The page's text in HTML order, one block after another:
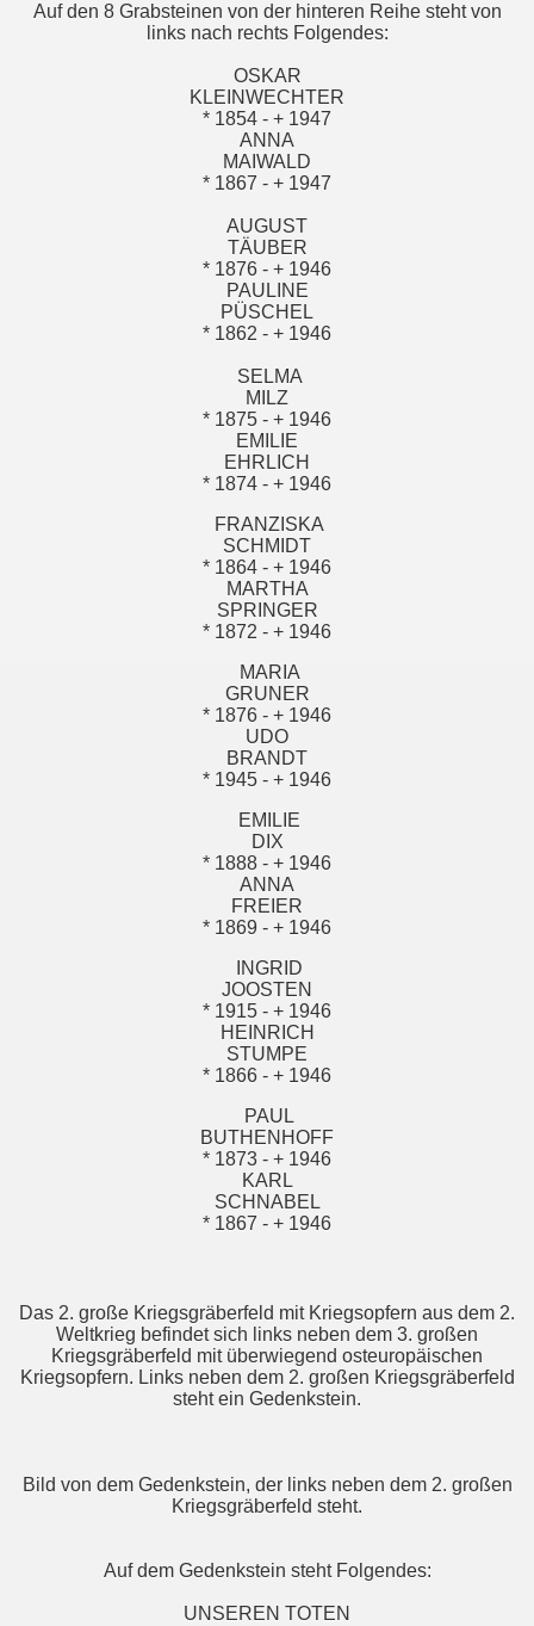
Auf den 8 Grabsteinen von der hinteren Reihe steht von
links nach rechts Folgendes:
OSKAR
KLEINWECHTER
* 1854 - + 1947
ANNA
MAIWALD
* 1867 - + 1947
AUGUST
TÄUBER
* 1876 - + 1946
PAULINE
PÜSCHEL
* 1862 - + 1946
SELMA
MILZ
* 1875 - + 1946
EMILIE
EHRLICH
* 1874 - + 1946
FRANZISKA
SCHMIDT
* 1864 - + 1946
MARTHA
SPRINGER
* 1872 - + 1946
MARIA
GRUNER
* 1876 - + 1946
UDO
BRANDT
* 1945 - + 1946
EMILIE
DIX
* 1888 - + 1946
ANNA
FREIER
* 1869 - + 1946
INGRID
JOOSTEN
* 1915 - + 1946
HEINRICH
STUMPE
* 1866 - + 1946
PAUL
BUTHENHOFF
* 1873 - + 1946
KARL
SCHNABEL
* 1867 - + 1946
Das 2. große Kriegsgräberfeld mit Kriegsopfern aus dem 2.
Weltkrieg befindet sich links neben dem 3. großen
Kriegsgräberfeld mit überwiegend osteuropäischen
Kriegsopfern. Links neben dem 2. großen Kriegsgräberfeld
steht ein Gedenkstein.
Bild von dem Gedenkstein, der links neben dem 2. großen
Kriegsgräberfeld steht.
Auf dem Gedenkstein steht Folgendes:
UNSEREN TOTEN